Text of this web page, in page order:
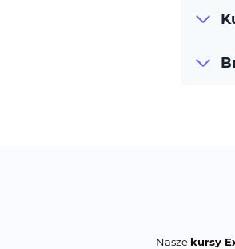
Nasze kursy